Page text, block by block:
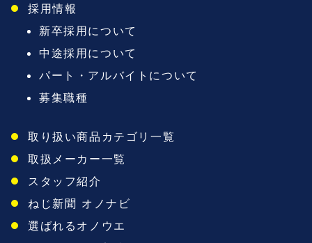
採用情報
新卒採用について
中途採用について
パート・アルバイトについて
募集職種
取り扱い商品カテゴリ一覧
取扱メーカー一覧
スタッフ紹介
ねじ新聞 オノナビ
選ばれるオノウエ